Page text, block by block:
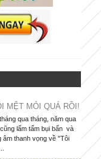
MỆT MỎI QUÁ RỒI!
qua tháng, năm qua
lấm tấm bụi bẩn và
âm thanh vọng về "Tôi